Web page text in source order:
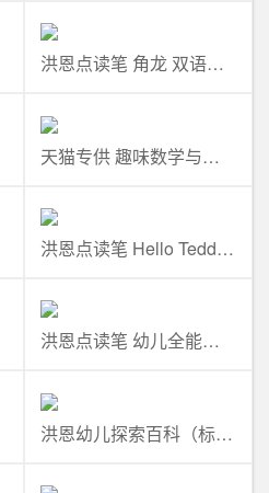
洪恩点读笔 角龙 双语基础必备
天猫专供 趣味数学与探索科学
洪恩点读笔 Hello Teddy洪恩幼儿英语套装
洪恩点读笔 幼儿全能提升大套装
洪恩幼儿探索百科（标准版）